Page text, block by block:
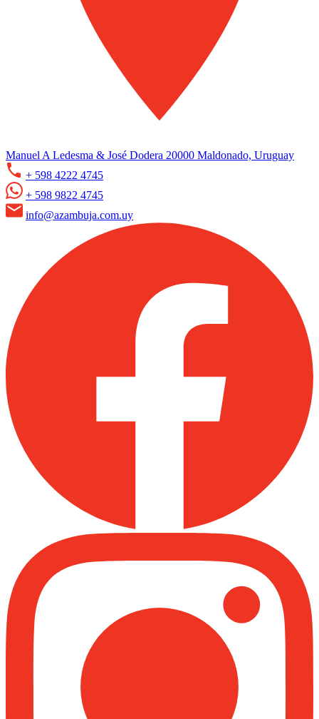
Manuel A Ledesma & José Dodera 20000 Maldonado, Uruguay
+ 598 4222 4745
+ 598 9822 4745
info@azambuja.com.uy